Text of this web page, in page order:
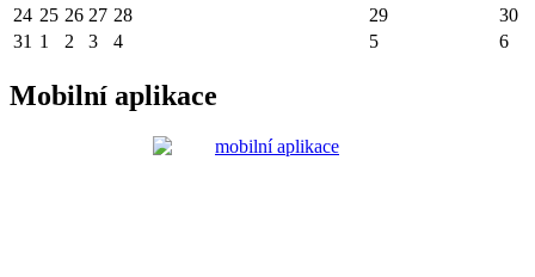
24 25 26 27 28 29
30
31 1 2 3 4 5 6
Mobilní aplikace